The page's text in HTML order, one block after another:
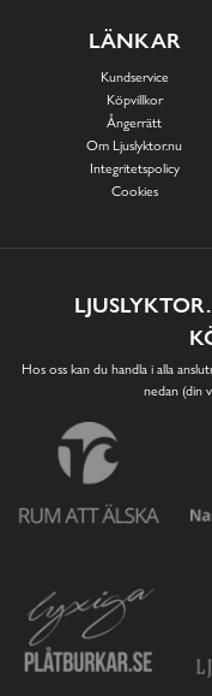
LÄNKAR
Kundservice
Köpvillkor
Ångerrätt
Om Ljuslyktor.nu
Integritetspolicy
Cookies
Hos oss kan du handla i alla
nedan (din